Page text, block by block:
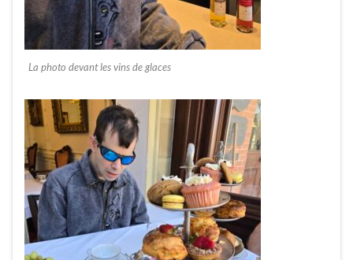
La photo devant les vins de glaces